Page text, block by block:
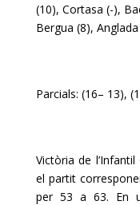
(10), Cortasa (-),
Bergua (8),
Parcials: (16– 13),
Victòria de
el partit
per 53 a 63. En